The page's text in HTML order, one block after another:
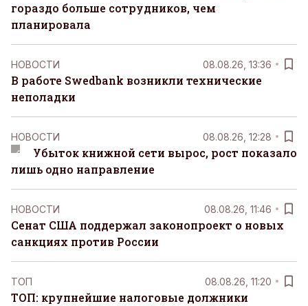
гораздо больше сотрудников, чем
планировала
НОВОСТИ 08.08.26, 13:36
В работе Swedbank возникли технические
неполадки
НОВОСТИ 08.08.26, 12:28
Убыток книжной сети вырос, рост показало
лишь одно направление
НОВОСТИ 08.08.26, 11:46
Сенат США поддержал законопроект о новых
санкциях против России
ТОП 08.08.26, 11:20
ТОП: крупнейшие налоговые должники